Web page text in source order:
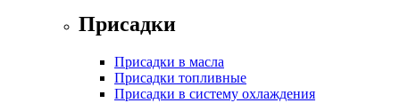
Присадки
Присадки в масла
Присадки топливные
Присадки в систему охлаждения